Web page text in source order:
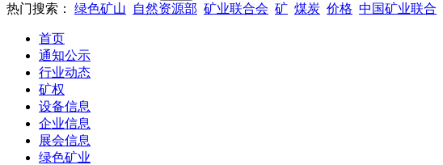
热门搜索： 绿色矿山 自然资源部 矿业联合会 矿 煤炭 价格 中国矿业联合
首页
通知公示
行业动态
矿权
设备信息
企业信息
展会信息
绿色矿业